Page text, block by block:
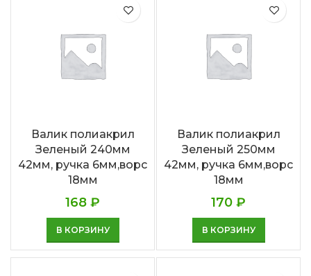
Валик полиакрил
Зеленый 240мм
42мм, ручка 6мм,ворс
18мм
168 ₽
В КОРЗИНУ
Валик полиакрил
Зеленый 250мм
42мм, ручка 6мм,ворс
18мм
170 ₽
В КОРЗИНУ